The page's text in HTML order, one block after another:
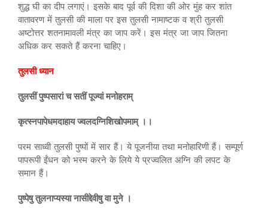
शुद्ध घी का दीप लगाएं। इसके बाद पूर्व की दिशा की ओर मुंह कर शांत
वातावरण में तुलसी की माला पर इस तुलसी नामाष्टक व श्री तुलसी
अष्टोत्तर शतनामावली मंत्र का जाप करें। इस मंत्र जा जाप जितना
अधिक कर सकते हैं करना चाहिए।
तुलसी ध्यान
तुलसीं पुष्पसारां च सतीं पूज्यां मनोहराम्
कृत्स्नपापेधमदाहाय ज्वलदग्निशिखोपमाम् ।।
परम साध्वी तुलसी पुष्पों में सार हैं। ये पूजनीया तथा मनोहारिणी हैं। सम्पूर्ण
पापरूपी ईंधन को भस्म करने के लिये ये प्रज्वलित अग्नि की लपट के
समान हैं।
पुष्पेषु तुलनाप्यस्या नासीद्देवीषु वा मुने ।